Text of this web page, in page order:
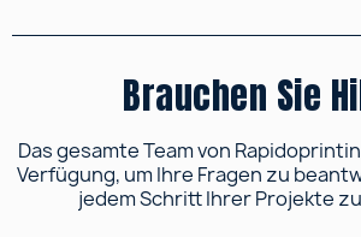
Brauchen Sie
Das gesamte Team von
Verfügung, um Ihre Fragen zu
jedem Schritt Ihrer Projekte